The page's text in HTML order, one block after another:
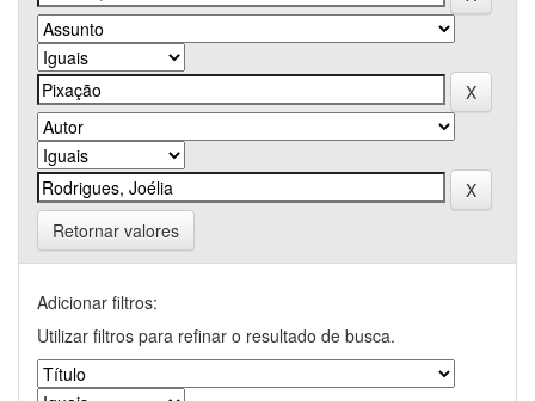
Retornar valores
Adicionar filtros:
Utilizar filtros para refinar o resultado de busca.